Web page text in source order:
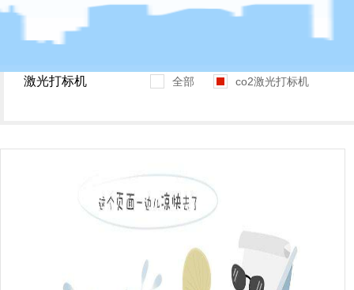
激光打标机 全部 co2激光打标机